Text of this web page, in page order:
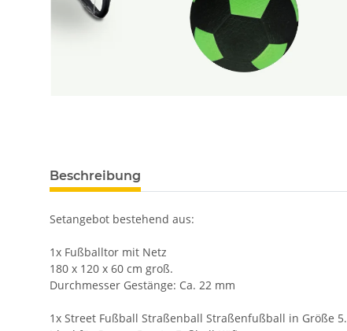
Beschreibung
Setangebot bestehend aus:
1x Fußballtor mit Netz
180 x 120 x 60 cm groß.
Durchmesser Gestänge: Ca. 22 mm
1x Street Fußball Straßenball Straßenfußball in Größe 5.